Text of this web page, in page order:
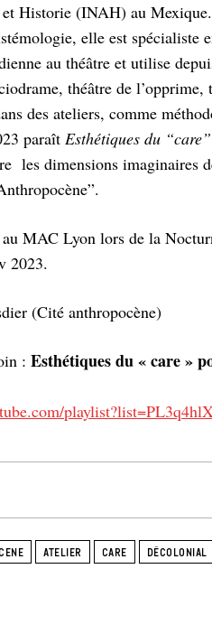
Historie (INAH) au
elle est spécialiste
au théâtre et utilise
théâtre de
des ateliers, comme
paraît Esthétiques du
les dimensions imaginaires
MAC Lyon lors de la
2023.
(Cité anthropocène)
: Esthétiques du « care »
ATELIER CARE DÉCOLONIAL